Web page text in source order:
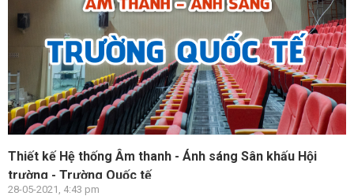
Thiết kế Hệ thống Âm thanh - Ánh sáng Sân khấu Hội
trường - Trường Quốc tế
28-05-2021, 4:43 pm